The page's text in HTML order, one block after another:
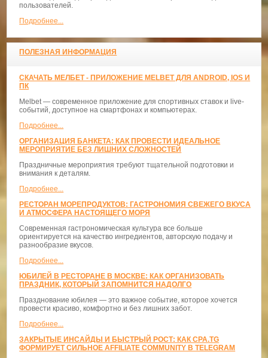
пользователей.
Подробнее...
ПОЛЕЗНАЯ ИНФОРМАЦИЯ
СКАЧАТЬ МЕЛБЕТ - ПРИЛОЖЕНИЕ MELBET ДЛЯ ANDROID, IOS И
ПК
Melbet — современное приложение для спортивных ставок и live-
событий, доступное на смартфонах и компьютерах.
Подробнее...
ОРГАНИЗАЦИЯ БАНКЕТА: КАК ПРОВЕСТИ ИДЕАЛЬНОЕ
МЕРОПРИЯТИЕ БЕЗ ЛИШНИХ СЛОЖНОСТЕЙ
Праздничные мероприятия требуют тщательной подготовки и
внимания к деталям.
Подробнее...
РЕСТОРАН МОРЕПРОДУКТОВ: ГАСТРОНОМИЯ СВЕЖЕГО ВКУСА
И АТМОСФЕРА НАСТОЯЩЕГО МОРЯ
Современная гастрономическая культура все больше
ориентируется на качество ингредиентов, авторскую подачу и
разнообразие вкусов.
Подробнее...
ЮБИЛЕЙ В РЕСТОРАНЕ В МОСКВЕ: КАК ОРГАНИЗОВАТЬ
ПРАЗДНИК, КОТОРЫЙ ЗАПОМНИТСЯ НАДОЛГО
Празднование юбилея — это важное событие, которое хочется
провести красиво, комфортно и без лишних забот.
Подробнее...
ЗАКРЫТЫЕ ИНСАЙДЫ И БЫСТРЫЙ РОСТ: КАК CPA.TG
ФОРМИРУЕТ СИЛЬНОЕ AFFILIATE COMMUNITY В TELEGRAM